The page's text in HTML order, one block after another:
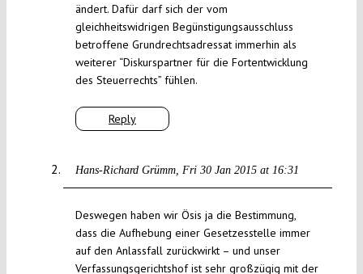
Reply
ändert. Dafür darf sich der vom
gleichheitswidrigen Begünstigungsausschluss
betroffene Grundrechtsadressat immerhin als
weiterer “Diskurspartner für die Fortentwicklung
des Steuerrechts” fühlen.
Hans-Richard Grümm Fri 30 Jan 2015 at 16:31
Deswegen haben wir Ösis ja die Bestimmung,
dass die Aufhebung einer Gesetzesstelle immer
auf den Anlassfall zurückwirkt – und unser
Verfassungsgerichtshof ist sehr großzügig mit der